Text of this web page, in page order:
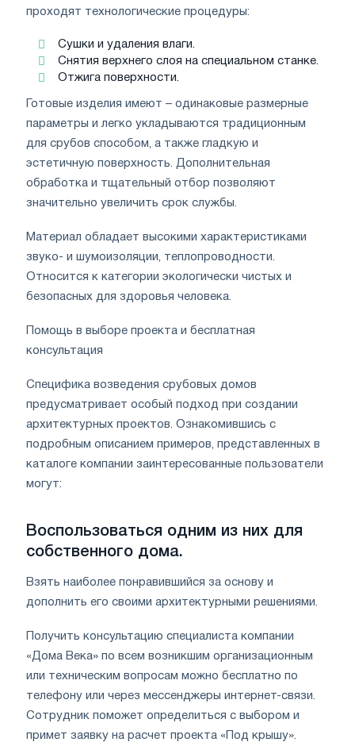
проходят технологические процедуры:
Сушки и удаления влаги.
Снятия верхнего слоя на специальном станке.
Отжига поверхности.
Готовые изделия имеют – одинаковые размерные
параметры и легко укладываются традиционным
для срубов способом, а также гладкую и
эстетичную поверхность. Дополнительная
обработка и тщательный отбор позволяют
значительно увеличить срок службы.
Материал обладает высокими характеристиками
звуко- и шумоизоляции, теплопроводности.
Относится к категории экологически чистых и
безопасных для здоровья человека.
Помощь в выборе проекта и бесплатная
консультация
Специфика возведения срубовых домов
предусматривает особый подход при создании
архитектурных проектов. Ознакомившись с
подробным описанием примеров, представленных в
каталоге компании заинтересованные пользователи
могут:
Воспользоваться одним из них для
собственного дома.
Взять наиболее понравившийся за основу и
дополнить его своими архитектурными решениями.
Получить консультацию специалиста компании
«Дома Века» по всем возникшим организационным
или техническим вопросам можно бесплатно по
телефону или через мессенджеры интернет-связи.
Сотрудник поможет определиться с выбором и
примет заявку на расчет проекта «Под крышу».